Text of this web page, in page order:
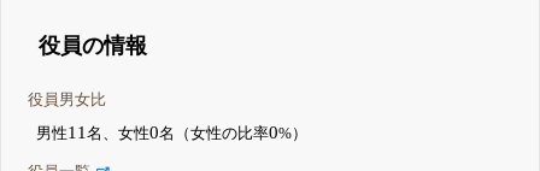
役員の情報
役員男女比
男性11 名、女性0名（女性の比率0%）